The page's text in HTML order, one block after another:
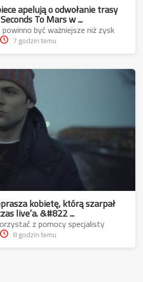
apelują o odwołanie trasy
To Mars w ...
być ważniejsze niż zysk
7 godzin temu
kobietę, którą szarpał
live’a. &#822 ...
z pomocy specjalisty
8 godzin temu